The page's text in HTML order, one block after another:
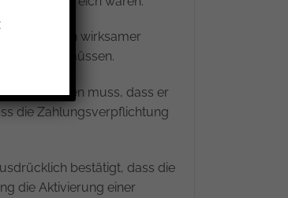
z.B. ein wirksamer
zahlen müssen.
informieren muss, dass er
die Zahlungsverpflichtung
bestätigt, dass die
die Aktivierung einer